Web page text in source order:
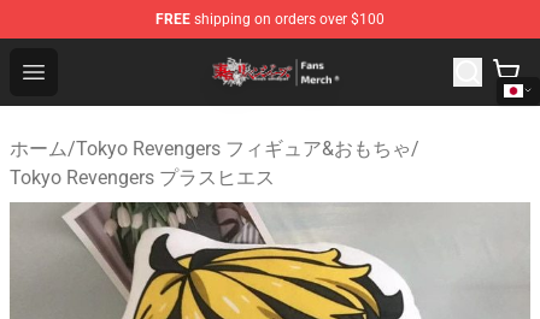
FREE shipping on orders over $100
Open menu
Tokyo Revengers Store - Official Tokyo Revengers
ホーム/Tokyo Revengers フィギュア&おもちゃ/
Tokyo Revengers プラスヒエス